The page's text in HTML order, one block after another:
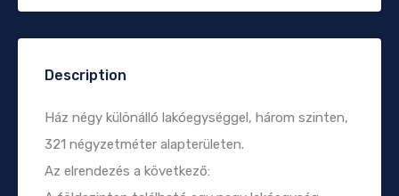
Description
Ház négy különálló lakóegységgel, három szinten,
321 négyzetméter alapterületen.
Az elrendezés a következő: